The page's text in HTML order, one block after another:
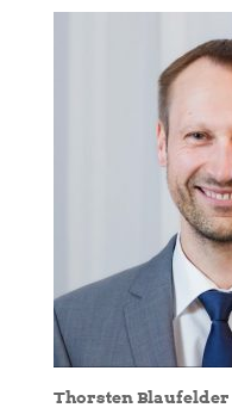
Thorsten Blaufelder